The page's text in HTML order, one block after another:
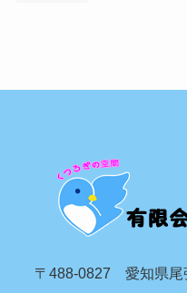
〒488-0827 愛知県尾